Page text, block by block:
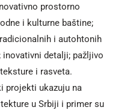
prostorno
i kulturne baštine;
i autohtonih
detalji; pažljivo
i rasveta.
projekti ukazuju na
u Srbiji i primer su